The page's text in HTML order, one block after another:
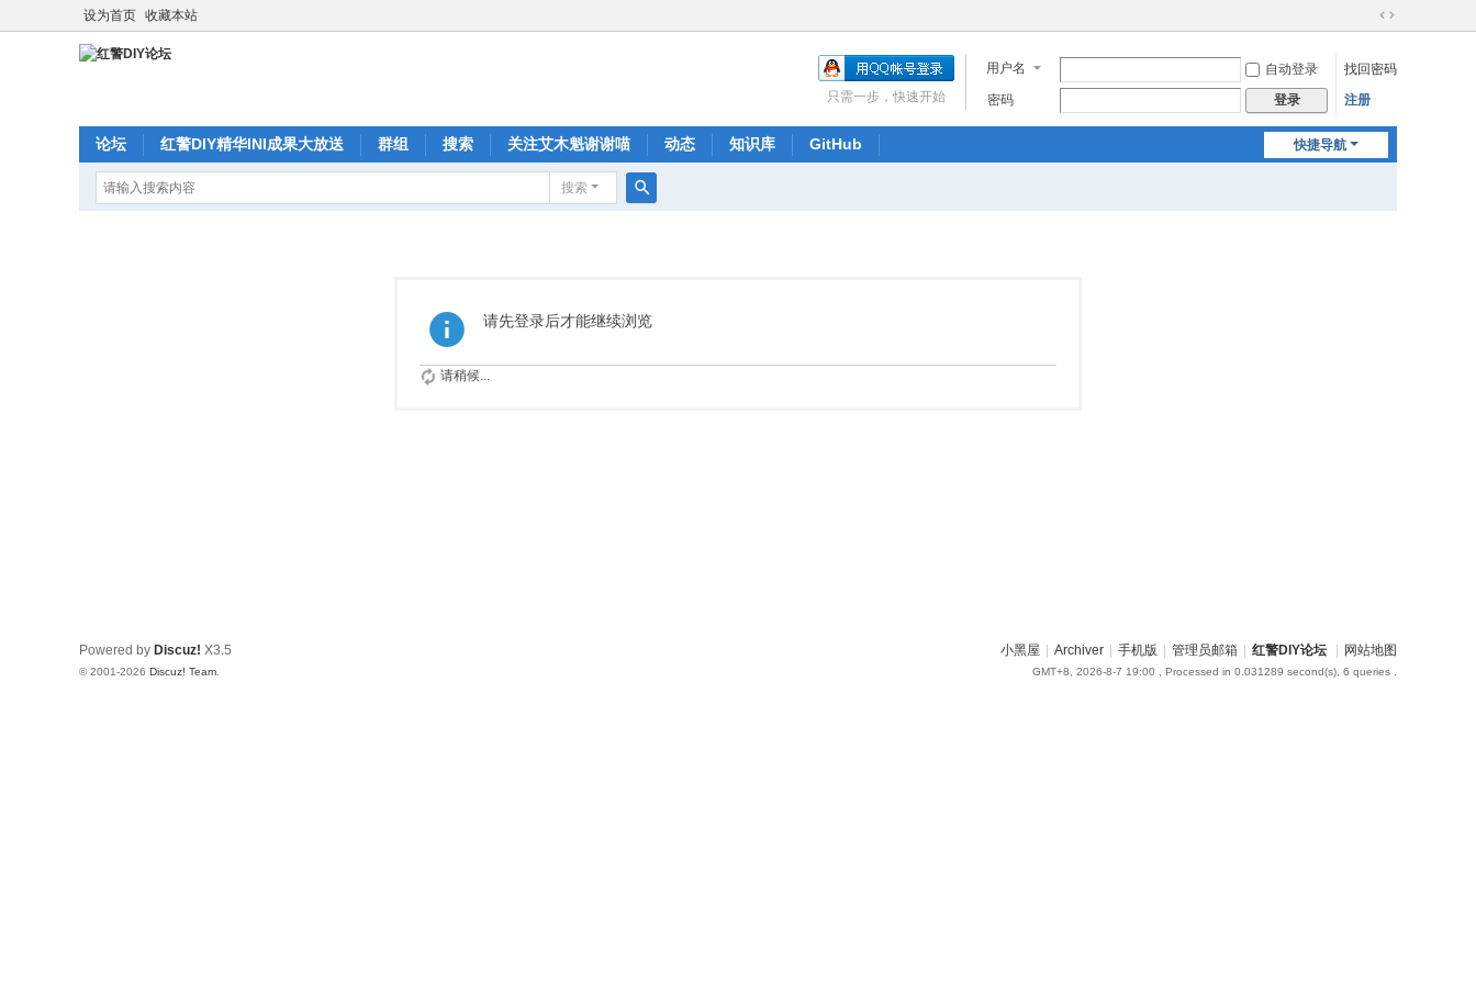
设为首页 收藏本站
切
到
用户名 自动登录
找回密码
密码
登录 注册
只需一步，快速开始
快捷导航
论坛 红警DIY精华INI成果大放送 群组 搜索 关注艾木魁谢谢喵 动态 知识库 GitHub
搜索
请先登录后才能继续浏览
请稍候...
小黑屋 Archiver 手机版 管理员邮箱 红警DIY论坛 网站地图
GMT+8, 2026-8-7 19:00 , Processed in 0.031289 second(s), 6 queries .
Powered by Discuz! X3.5
© 2001-2026 Discuz! Team